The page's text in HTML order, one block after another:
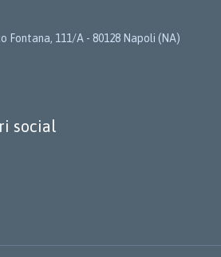
Fontana, 111/A - 80128 Napoli (NA)
social